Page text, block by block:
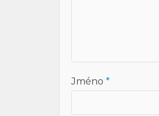
Jméno *